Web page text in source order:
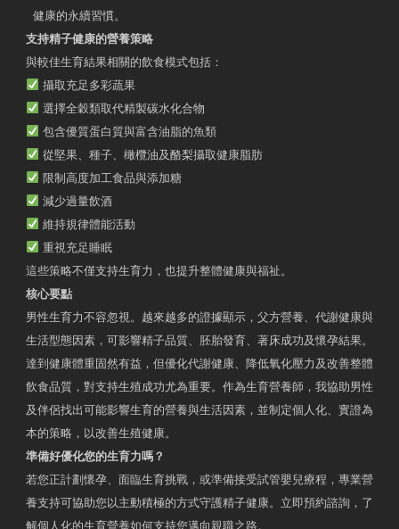
健康的永續習慣。
支持精子健康的營養策略
與較佳生育結果相關的飲食模式包括：
攝取充足多彩蔬果
選擇全穀類取代精製碳水化合物
包含優質蛋白質與富含油脂的魚類
從堅果、種子、橄欖油及酪梨攝取健康脂肪
限制高度加工食品與添加糖
減少過量飲酒
維持規律體能活動
重視充足睡眠
這些策略不僅支持生育力，也提升整體健康與福祉。
核心要點
男性生育力不容忽視。越來越多的證據顯示，父方營養、代謝健康與
生活型態因素，可影響精子品質、胚胎發育、著床成功及懷孕結果。
達到健康體重固然有益，但優化代謝健康、降低氧化壓力及改善整體
飲食品質，對支持生殖成功尤為重要。作為生育營養師，我協助男性
及伴侶找出可能影響生育的營養與生活因素，並制定個人化、實證為
本的策略，以改善生殖健康。
準備好優化您的生育力嗎？
若您正計劃懷孕、面臨生育挑戰，或準備接受試管嬰兒療程，專業營
養支持可協助您以主動積極的方式守護精子健康。立即預約諮詢，了
解個人化的生育營養如何支持您邁向親職之路。